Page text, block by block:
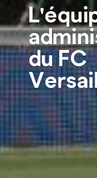
du FC